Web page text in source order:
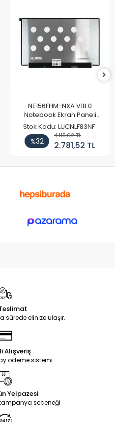
NE156FHM-NXA V18.0
Notebook Ekran Paneli
144Hz
Stok Kodu: LUCNLF83NF
%32
4.115,62 TL
2.781,52 TL
Teslimat
sürede elinize ulaşır.
Alışveriş
ödeme sistemi
Yelpazesi
seçeneği